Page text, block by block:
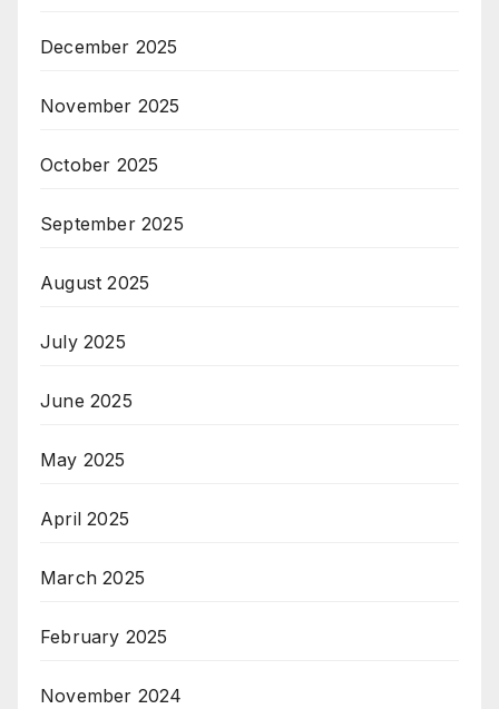
December 2025
November 2025
October 2025
September 2025
August 2025
July 2025
June 2025
May 2025
April 2025
March 2025
February 2025
November 2024